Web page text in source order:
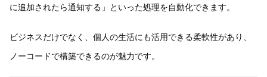
に追加されたら通知する」といった処理を自動化できます。
ビジネスだけでなく、個人の生活にも活用できる柔軟性があり、
ノーコードで構築できるのが魅力です。